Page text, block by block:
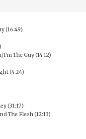
(16:49)
The Guy (14:12)
(4:24)
(31:17)
The Flesh (12:13)